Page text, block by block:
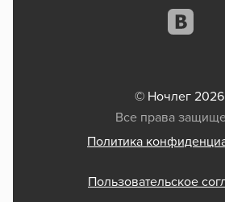
© Ночлег
Все права
Политика
Пользовательское